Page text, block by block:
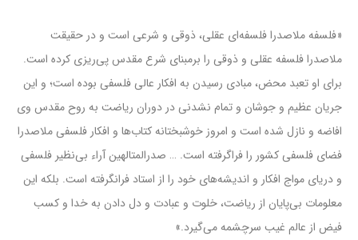
«فلسفه‌ ملاصدرا فلسفه‌ای‌ عقلی‌، ذوقی‌ و شرعی‌ است‌ و در حقیقت‌
ملاصدرا فلسفه‌ عقلی‌ و ذوقی‌ را برمبنای‌ شرع‌ مقدس‌ پی‌ریزی‌ کرده‌ است‌.
برای‌ او تعبد محض‌، مبادی‌ رسیدن‌ به‌ افکار عالی‌ فلسفی‌ بوده‌ است‌؛ و این‌
جریان‌ عظیم‌ و جوشان‌ و تمام‌ نشدنی‌ در دوران‌ ریاضت‌ به‌ روح‌ مقدس‌ وی‌
افاضه‌ و نازل‌ شده‌ است‌ و امروز خوشبختانه‌ کتاب‌ها و افکار فلسفی‌ ملاصدرا
فضای‌ فلسفی‌ کشور را فراگرفته‌ است‌. … صدرالمتالهین‌ آراء بی‌نظیر فلسفی‌
و دریای‌ مواج‌ افکار و اندیشه‌های‌ خود را از استاد فرانگرفته‌ است‌. بلکه‌ این‌
معلومات‌ بی‌پایان‌ از ریاضت‌، خلوت‌ و عبادت‌ و دل‌ دادن‌ به‌ خدا و کسب‌
فیض‌ از عالم‌ غیب‌ سرچشمه‌ می‌گیرد.»